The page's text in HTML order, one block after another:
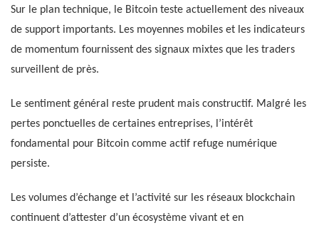
Sur le plan technique, le Bitcoin teste actuellement des niveaux
de support importants. Les moyennes mobiles et les indicateurs
de momentum fournissent des signaux mixtes que les traders
surveillent de près.
Le sentiment général reste prudent mais constructif. Malgré les
pertes ponctuelles de certaines entreprises, l’intérêt
fondamental pour Bitcoin comme actif refuge numérique
persiste.
Les volumes d’échange et l’activité sur les réseaux blockchain
continuent d’attester d’un écosystème vivant et en